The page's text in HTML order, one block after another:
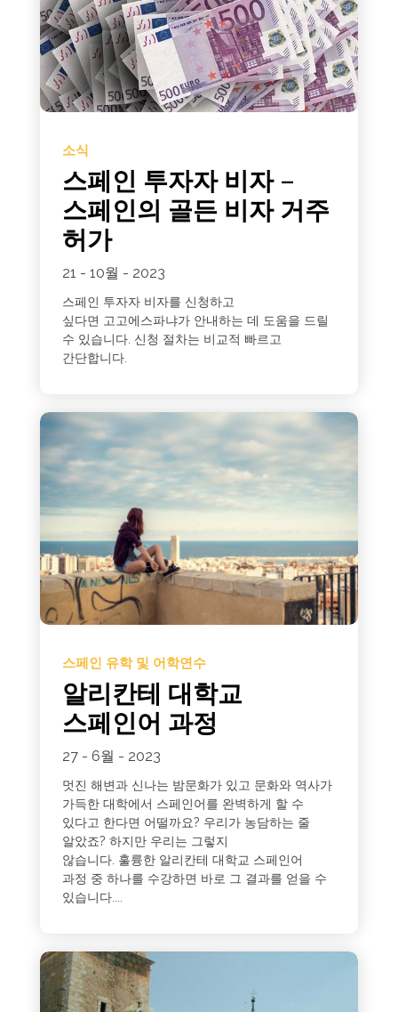
소식
스페인 투자자 비자 –
스페인의 골든 비자 거주
허가
21 - 10월 - 2023
스페인 투자자 비자를 신청하고
싶다면 고고에스파냐가 안내하는 데 도움을 드릴
수 있습니다. 신청 절차는 비교적 빠르고
간단합니다.
스페인 유학 및 어학연수
알리칸테 대학교
스페인어 과정
27 - 6월 - 2023
멋진 해변과 신나는 밤문화가 있고 문화와 역사가
가득한 대학에서 스페인어를 완벽하게 할 수
있다고 한다면 어떨까요? 우리가 농담하는 줄
알았죠? 하지만 우리는 그렇지
않습니다. 훌륭한 알리칸테 대학교 스페인어
과정 중 하나를 수강하면 바로 그 결과를 얻을 수
있습니다....